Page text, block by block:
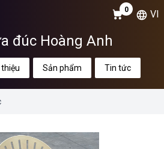
0 VI
đúc Hoàng Anh
thiệu Sản phẩm Tin tức